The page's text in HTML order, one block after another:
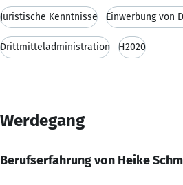
Juristische Kenntnisse Einwerbung von
Drittmitteladministration H2020
Werdegang
Berufserfahrung von Heike